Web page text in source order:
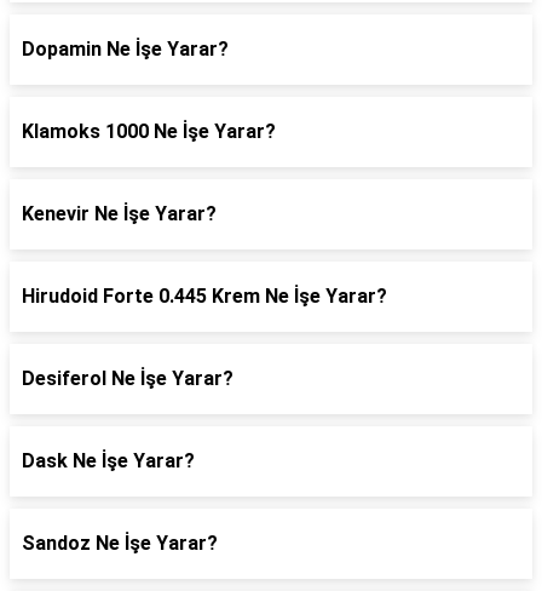
Dopamin Ne İşe Yarar?
Klamoks 1000 Ne İşe Yarar?
Kenevir Ne İşe Yarar?
Hirudoid Forte 0.445 Krem Ne İşe Yarar?
Desiferol Ne İşe Yarar?
Dask Ne İşe Yarar?
Sandoz Ne İşe Yarar?